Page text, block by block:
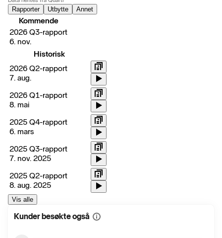
Rapporter Utbytte Annet
Kommende
2026 Q3-rapport
6. nov.
Historisk
2026 Q2-rapport
7. aug.
2026 Q1-rapport
8. mai
2025 Q4-rapport
6. mars
2025 Q3-rapport
7. nov. 2025
2025 Q2-rapport
8. aug. 2025
Vis alle
Kunder besøkte også Vis